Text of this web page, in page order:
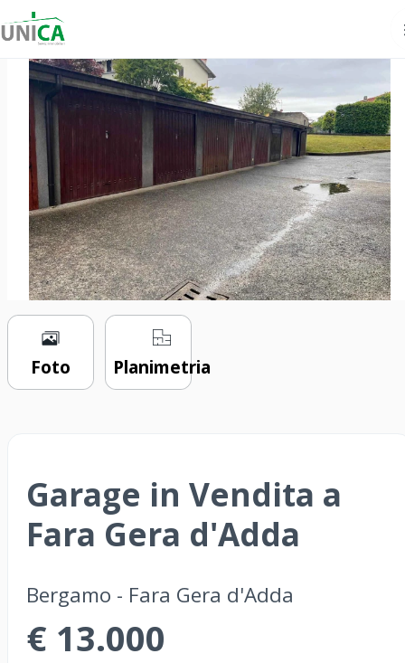
€ 13.000
1 locale
Foto Planimetria
Garage in Vendita a
Fara Gera d'Adda
Bergamo - Fara Gera d'Adda
€ 13.000